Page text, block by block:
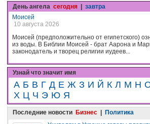
День ангела сегодня | завтра
Моисей
10 августа 2026
Моисей (предположительно от египетского)
из воды. В Библии Моисей - брат Аарона и
законодатель и творец религии иудеев...
Узнай что значит имя
А Б В Г Д Е Ж З И Й К Л М Н
Х Ц Ч Э Ю Я
Последние новости Бизнес | Политика